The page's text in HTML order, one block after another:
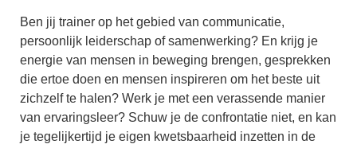
Ben jij trainer op het gebied van communicatie,
persoonlijk leiderschap of samenwerking? En krijg je
energie van mensen in beweging brengen, gesprekken
die ertoe doen en mensen inspireren om het beste uit
zichzelf te halen? Werk je met een verassende manier
van ervaringsleer? Schuw je de confrontatie niet, en kan
je tegelijkertijd je eigen kwetsbaarheid inzetten in de